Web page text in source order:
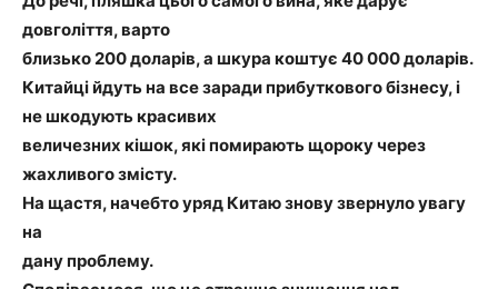
довголіття, варто
близько 200 доларів, а шкура коштує 40 000 доларів.
Китайці йдуть на все заради прибуткового бізнесу, і
не шкодують красивих
величезних кішок, які помирають щороку через
жахливого змісту.
На щастя, начебто уряд Китаю знову звернуло увагу
на
дану проблему.